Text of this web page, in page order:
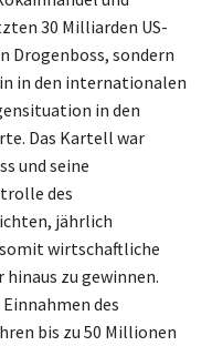
30 Milliarden US-
Drogenboss, sondern
in den internationalen
in den
Das Kartell war
und seine
des
jährlich
wirtschaftliche
zu gewinnen.
des
bis zu 50 Millionen